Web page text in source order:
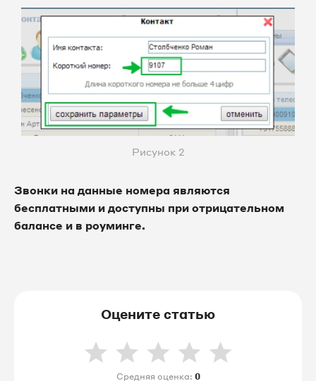
Рисунок 2
Звонки на данные номера являются
бесплатными и доступны при отрицательном
балансе и в роуминге.
Оцените статью
Средняя оценка: 0